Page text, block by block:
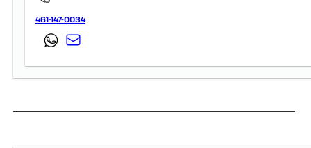
461-147-0034